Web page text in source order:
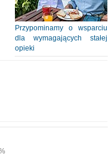
Przypominamy o wsparciu
dla wymagających stałej
opieki